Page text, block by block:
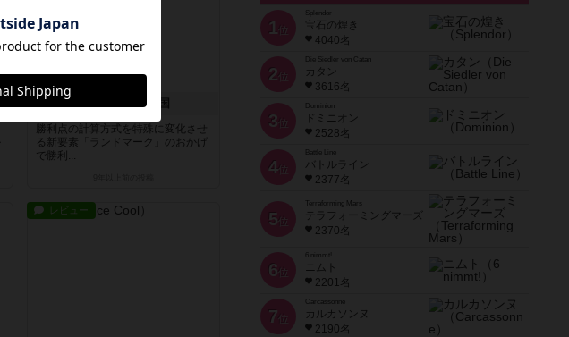
ドミニオン：帝国
勝利点の計算方式を特殊に変化させ
る新要素「ランドマーク」のおかげ
で勝利...
レビュー
1 位
宝石の煌き
4040名
2 位
Die Siedler von Catan
カタン
3616名
3 位
ドミニオン
2528名
4位
Battle Line
バトルライン
2377名
5 位
Terraforming Mars
テラフォーミングマーズ
2370名
6 位
ニムト
2201名
7 位
Carcassonne
カルカソンヌ
2190名